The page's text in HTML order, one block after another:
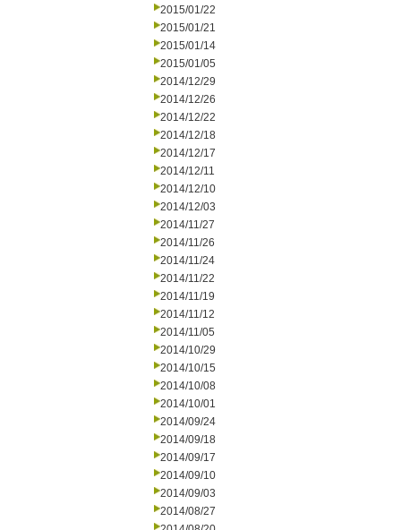
2015/01/22
2015/01/21
2015/01/14
2015/01/05
2014/12/29
2014/12/26
2014/12/22
2014/12/18
2014/12/17
2014/12/11
2014/12/10
2014/12/03
2014/11/27
2014/11/26
2014/11/24
2014/11/22
2014/11/19
2014/11/12
2014/11/05
2014/10/29
2014/10/15
2014/10/08
2014/10/01
2014/09/24
2014/09/18
2014/09/17
2014/09/10
2014/09/03
2014/08/27